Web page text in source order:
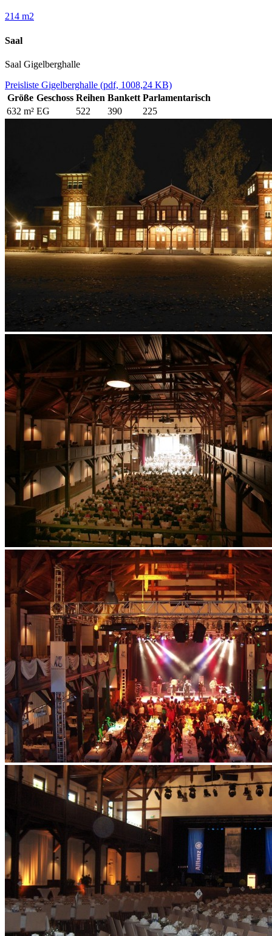
214 m2
Saal
Saal Gigelberghalle
Preisliste Gigelberghalle (pdf, 1008,24 KB)
Größe Geschoss Reihen Bankett Parlamentarisch
632 m² EG 522 390 225